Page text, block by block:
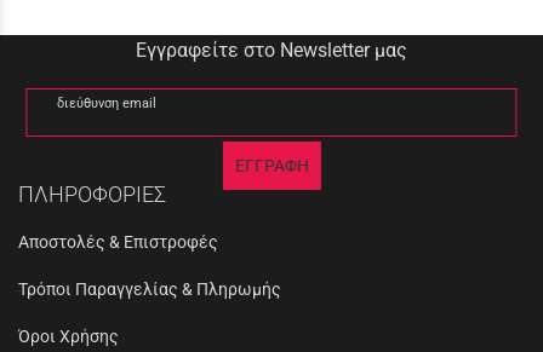
Εγγραφείτε στο Newsletter μας
διεύθυνση email
ΕΓΓΡΑΦΗ
ΠΛΗΡΟΦΟΡΙΕΣ
Αποστολές & Επιστροφές
Τρόποι Παραγγελίας & Πληρωμής
Όροι Χρήσης